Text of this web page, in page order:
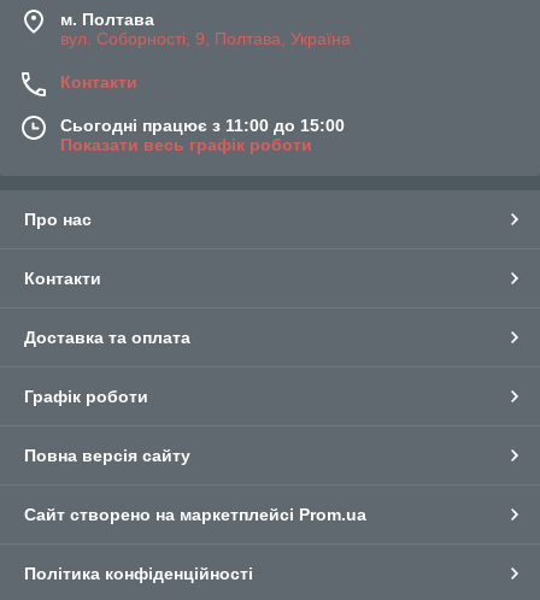
м. Полтава
вул. Соборності, 9, Полтава, Україна
Контакти
Сьогодні працює з 11:00 до 15:00
Показати весь графік роботи
Про нас
Контакти
Доставка та оплата
Графік роботи
Повна версія сайту
Сайт створено на маркетплейсі Prom.ua
Політика конфіденційності